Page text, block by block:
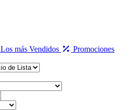
Los más Vendidos
Promociones